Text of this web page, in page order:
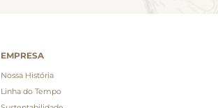
EMPRESA
Nossa História
Linha do Tempo